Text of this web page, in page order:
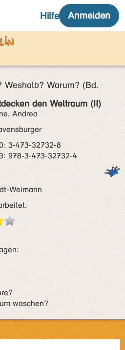
Weshalb? Warum? (Bd.
den Weltraum (II)
Andrea
3-473-32732-8
978-3-473-32732-4
Weimann
waschen?